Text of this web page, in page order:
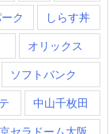
ク
しらす丼
オリックス
ソフトバンク
中山千枚田